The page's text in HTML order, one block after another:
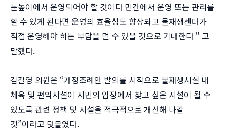
눈높이에서 운영되어야 할 것이다 민간에서 운영 또는 관리를
할 수 있게 된다면 운영의 효율성도 향상되고 물재생센터가
직접 운영해야 하는 부담을 덜 수 있을 것으로 기대한다＂고
말했다.
김길영 의원은 “개정조례안 발의를 시작으로 물재생시설 내
체육 및 편익시설이 시민의 입장에서 찾고 싶은 시설이 될 수
있도록 관련 정책 및 시설을 적극적으로 개선해 나갈
것”이라고 덧붙였다.